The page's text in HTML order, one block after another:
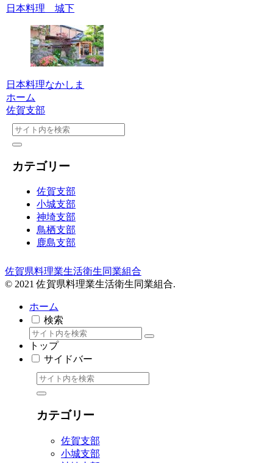
日本料理 城下
日本料理なかしま
ホーム
佐賀支部
カテゴリー
佐賀支部
小城支部
神埼支部
鳥栖支部
鹿島支部
佐賀県料理業生活衛生同業組合
© 2021 佐賀県料理業生活衛生同業組合.
ホーム
検索
トップ
サイドバー
カテゴリー
佐賀支部
小城支部